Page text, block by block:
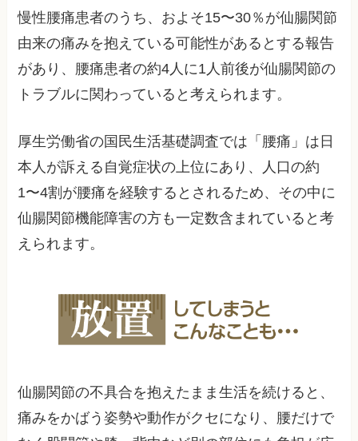
慢性腰痛患者のうち、およそ15〜30％が仙腸関節
由来の痛みを抱えている可能性があるとする報告
があり、腰痛患者の約4人に1人前後が仙腸関節の
トラブルに関わっていると考えられます。
厚生労働省の国民生活基礎調査では「腰痛」は日
本人が訴える自覚症状の上位にあり、人口の約
1〜4割が腰痛を経験するとされるため、その中に
仙腸関節機能障害の方も一定数含まれていると考
えられます。
仙腸関節の不具合を抱えたまま生活を続けると、
痛みをかばう姿勢や動作がクセになり、腰だけで